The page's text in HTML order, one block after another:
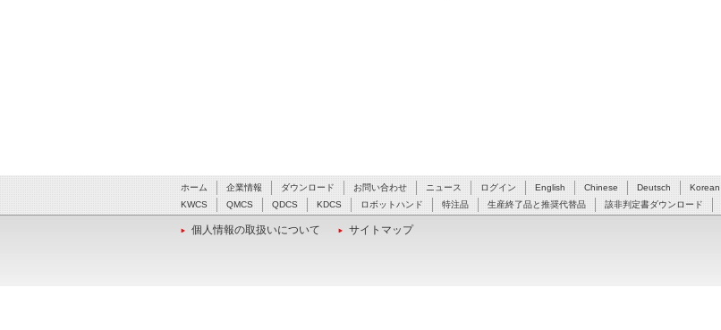
ホーム 企業情報 ダウンロード お問い合わせ ニュース ログイン English Chinese Deutsch Korean
KWCS
QMCS QDCS KDCS ロボットハンド 特注品 生産終了品と推奨代替品 該非判定書ダウンロード
個人情報の取扱いについて サイトマップ